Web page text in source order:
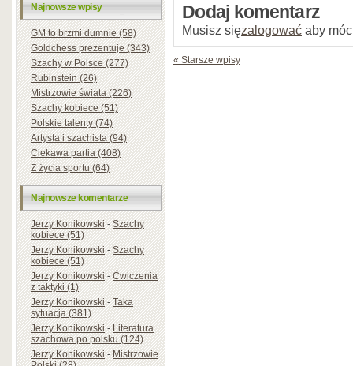
Najnowsze wpisy
GM to brzmi dumnie (58)
Goldchess prezentuje (343)
Szachy w Polsce (277)
Rubinstein (26)
Mistrzowie świata (226)
Szachy kobiece (51)
Polskie talenty (74)
Artysta i szachista (94)
Ciekawa partia (408)
Z życia sportu (64)
Najnowsze komentarze
Jerzy Konikowski-Szachy
kobiece (51)
Jerzy Konikowski-Szachy
kobiece (51)
Jerzy Konikowski-Ćwiczenia
z taktyki (1)
Jerzy Konikowski-Taka
sytuacja (381)
Jerzy Konikowski-Literatura
szachowa po polsku (124)
Jerzy Konikowski-Mistrzowie
Dodaj komentarz
Musisz sięzalogować aby
« Starsze wpisy